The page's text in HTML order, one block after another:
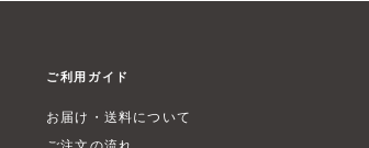
ご利用ガイド
お届け・送料について